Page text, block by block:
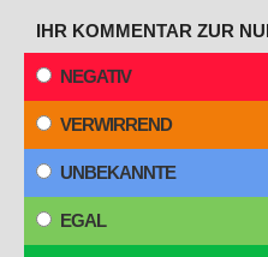
IHR KOMMENTAR ZUR
NEGATIV
VERWIRREND
UNBEKANNTE
EGAL